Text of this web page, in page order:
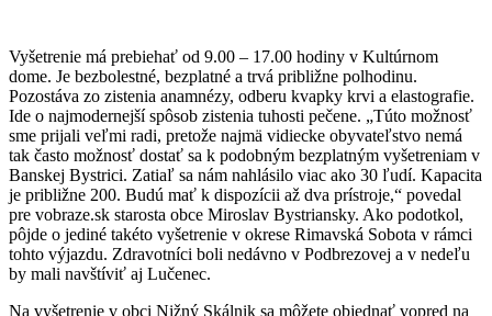
Vyšetrenie má prebiehať od 9.00 – 17.00 hodiny v Kultúrnom
dome. Je bezbolestné, bezplatné a trvá približne polhodinu.
Pozostáva zo zistenia anamnézy, odberu kvapky krvi a elastografie.
Ide o najmodernejší spôsob zistenia tuhosti pečene. „Túto možnosť
sme prijali veľmi radi, pretože najmä vidiecke obyvateľstvo nemá
tak často možnosť dostať sa k podobným bezplatným vyšetreniam v
Banskej Bystrici. Zatiaľ sa nám nahlásilo viac ako 30 ľudí. Kapacita
je približne 200. Budú mať k dispozícii až dva prístroje,“ povedal
pre vobraze.sk starosta obce Miroslav Bystriansky. Ako podotkol,
pôjde o jediné takéto vyšetrenie v okrese Rimavská Sobota v rámci
tohto výjazdu. Zdravotníci boli nedávno v Podbrezovej a v nedeľu
by mali navštíviť aj Lučenec.
Na vyšetrenie v obci Nižný Skálnik sa môžete objednať vopred na